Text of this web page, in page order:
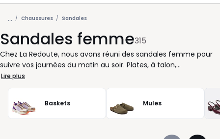
Les
derniers
articles
consultés
... Chaussures Sandales
Sandales femme315
Chez La Redoute, nous avons réuni des sandales femme pour
suivre vos journées du matin au soir. Plates, à talon,
compensées, à brides fines ou larges : à vous de choisir selon
votre rythme, votre style et la saison. Pour le quotidien, les
confort sans alourdir la silhouette. Pour le bureau, une paire en
cuir lisse, à bride cheville ou à petit talon, accompagne
Lire plus
Baskets Mules